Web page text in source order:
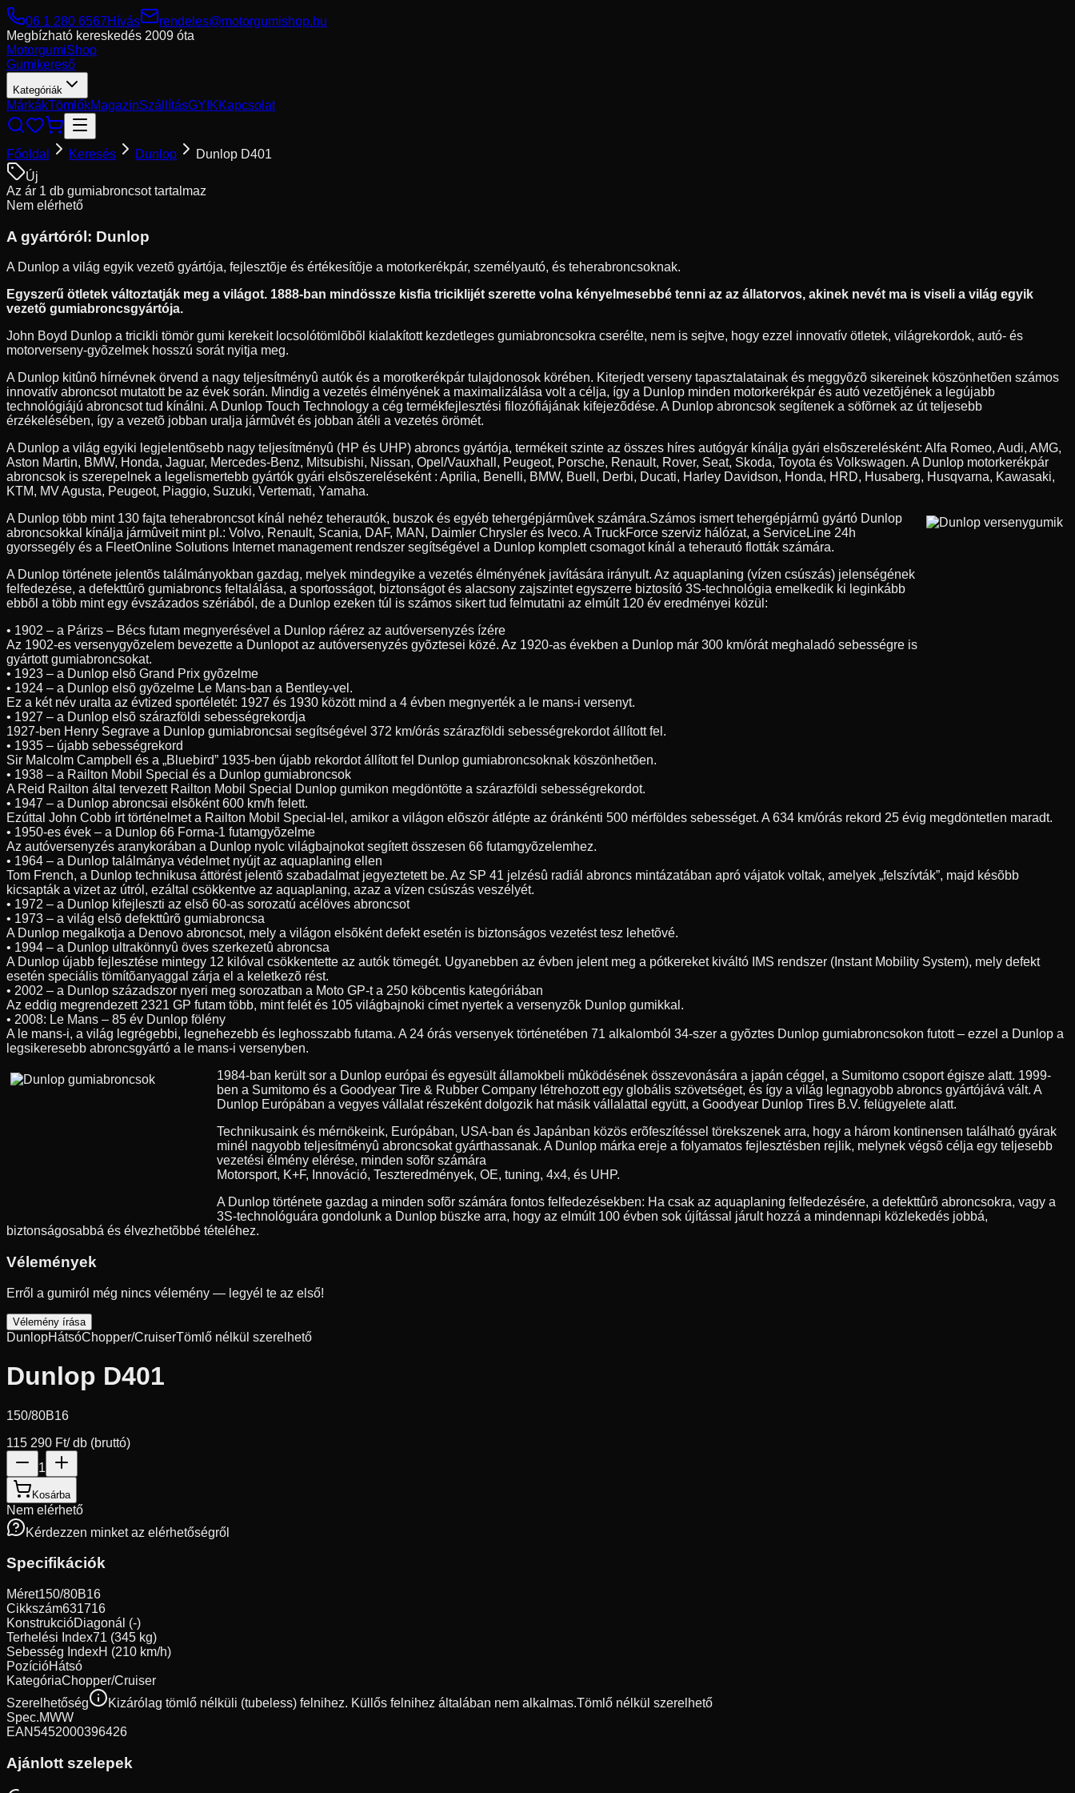
06 1 280 6567Hívás
rendeles@motorgumishop.hu
Megbízható kereskedés 2009 óta
MotorgumiShop
Gumikereső
Kategóriák
MárkákTömlőkMagazinSzállításGYIKKapcsolat
Főoldal Keresés Dunlop
Dunlop D401
Új
Az ár 1 db gumiabroncsot tartalmaz
Nem elérhető
A gyártóról: Dunlop
A Dunlop a világ egyik vezetõ gyártója, fejlesztõje és értékesítõje a motorkerékpár, személyautó, és teherabroncsoknak.
Egyszerű ötletek változtatják meg a világot. 1888-ban mindössze kisfia triciklijét szerette volna kényelmesebbé tenni az az állatorvos, akinek nevét ma is viseli a világ egyik
vezetõ gumiabroncsgyártója.
John Boyd Dunlop a tricikli tömör gumi kerekeit locsolótömlõbõl kialakított kezdetleges gumiabroncsokra cserélte, nem is sejtve, hogy ezzel innovatív ötletek, világrekordok, autó- és
motorverseny-gyõzelmek hosszú sorát nyitja meg.
A Dunlop kitûnõ hírnévnek örvend a nagy teljesítményû autók és a morotkerékpár tulajdonosok körében. Kiterjedt verseny tapasztalatainak és meggyõzõ sikereinek köszönhetõen számos
innovatív abroncsot mutatott be az évek során. Mindig a vezetés élményének a maximalizálása volt a célja, így a Dunlop minden motorkerékpár és autó vezetõjének a legújabb
technológiájú abroncsot tud kínálni. A Dunlop Touch Technology a cég termékfejlesztési filozófiájának kifejezõdése. A Dunlop abroncsok segítenek a söfõrnek az út teljesebb
érzékelésében, így a vezetõ jobban uralja jármûvét és jobban átéli a vezetés örömét.
A Dunlop a világ egyiki legjelentõsebb nagy teljesítményû (HP és UHP) abroncs gyártója, termékeit szinte az összes híres autógyár kínálja gyári elsõszerelésként: Alfa Romeo, Audi, AMG,
Aston Martin, BMW, Honda, Jaguar, Mercedes-Benz, Mitsubishi, Nissan, Opel/Vauxhall, Peugeot, Porsche, Renault, Rover, Seat, Skoda, Toyota és Volkswagen. A Dunlop motorkerékpár
abroncsok is szerepelnek a legelismertebb gyártók gyári elsõszereléseként : Aprilia, Benelli, BMW, Buell, Derbi, Ducati, Harley Davidson, Honda, HRD, Husaberg, Husqvarna, Kawasaki,
KTM, MV Agusta, Peugeot, Piaggio, Suzuki, Vertemati, Yamaha.
A Dunlop több mint 130 fajta teherabroncsot kínál nehéz teherautók, buszok és egyéb tehergépjármûvek számára.Számos ismert tehergépjármû gyártó Dunlop
abroncsokkal kínálja jármûveit mint pl.: Volvo, Renault, Scania, DAF, MAN, Daimler Chrysler és Iveco. A TruckForce szerviz hálózat, a ServiceLine 24h
gyorssegély és a FleetOnline Solutions Internet management rendszer segítségével a Dunlop komplett csomagot kínál a teherautó flották számára.
A Dunlop története jelentõs találmányokban gazdag, melyek mindegyike a vezetés élményének javítására irányult. Az aquaplaning (vízen csúszás) jelenségének
felfedezése, a defekttûrõ gumiabroncs feltalálása, a sportosságot, biztonságot és alacsony zajszintet egyszerre biztosító 3S-technológia emelkedik ki leginkább
ebbõl a több mint egy évszázados szériából, de a Dunlop ezeken túl is számos sikert tud felmutatni az elmúlt 120 év eredményei közül:
• 1902 – a Párizs – Bécs futam megnyerésével a Dunlop ráérez az autóversenyzés ízére
Az 1902-es versenygyõzelem bevezette a Dunlopot az autóversenyzés gyõztesei közé. Az 1920-as években a Dunlop már 300 km/órát meghaladó sebességre is
gyártott gumiabroncsokat.
• 1923 – a Dunlop elsõ Grand Prix gyõzelme
• 1924 – a Dunlop elsõ gyõzelme Le Mans-ban a Bentley-vel.
Ez a két név uralta az évtized sportéletét: 1927 és 1930 között mind a 4 évben megnyerték a le mans-i versenyt.
• 1927 – a Dunlop elsõ szárazföldi sebességrekordja
1927-ben Henry Segrave a Dunlop gumiabroncsai segítségével 372 km/órás szárazföldi sebességrekordot állított fel.
• 1935 – újabb sebességrekord
Sir Malcolm Campbell és a „Bluebird” 1935-ben újabb rekordot állított fel Dunlop gumiabroncsoknak köszönhetõen.
• 1938 – a Railton Mobil Special és a Dunlop gumiabroncsok
A Reid Railton által tervezett Railton Mobil Special Dunlop gumikon megdöntötte a szárazföldi sebességrekordot.
• 1947 – a Dunlop abroncsai elsõként 600 km/h felett.
Ezúttal John Cobb írt történelmet a Railton Mobil Special-lel, amikor a világon elõször átlépte az óránkénti 500 mérföldes sebességet. A 634 km/órás rekord 25 évig megdöntetlen maradt.
• 1950-es évek – a Dunlop 66 Forma-1 futamgyõzelme
Az autóversenyzés aranykorában a Dunlop nyolc világbajnokot segített összesen 66 futamgyõzelemhez.
• 1964 – a Dunlop találmánya védelmet nyújt az aquaplaning ellen
Tom French, a Dunlop technikusa áttörést jelentõ szabadalmat jegyeztetett be. Az SP 41 jelzésû radiál abroncs mintázatában apró vájatok voltak, amelyek „felszívták”, majd késõbb
kicsapták a vizet az útról, ezáltal csökkentve az aquaplaning, azaz a vízen csúszás veszélyét.
• 1972 – a Dunlop kifejleszti az elsõ 60-as sorozatú acélöves abroncsot
• 1973 – a világ elsõ defekttûrõ gumiabroncsa
A Dunlop megalkotja a Denovo abroncsot, mely a világon elsõként defekt esetén is biztonságos vezetést tesz lehetõvé.
• 1994 – a Dunlop ultrakönnyû öves szerkezetû abroncsa
A Dunlop újabb fejlesztése mintegy 12 kilóval csökkentette az autók tömegét. Ugyanebben az évben jelent meg a pótkereket kiváltó IMS rendszer (Instant Mobility System), mely defekt
esetén speciális tömítõanyaggal zárja el a keletkezõ rést.
• 2002 – a Dunlop századszor nyeri meg sorozatban a Moto GP-t a 250 köbcentis kategóriában
Az eddig megrendezett 2321 GP futam több, mint felét és 105 világbajnoki címet nyertek a versenyzõk Dunlop gumikkal.
• 2008: Le Mans – 85 év Dunlop fölény
A le mans-i, a világ legrégebbi, legnehezebb és leghosszabb futama. A 24 órás versenyek történetében 71 alkalomból 34-szer a gyõztes Dunlop gumiabroncsokon futott – ezzel a Dunlop a
legsikeresebb abroncsgyártó a le mans-i versenyben.
1984-ban került sor a Dunlop európai és egyesült államokbeli mûködésének összevonására a japán céggel, a Sumitomo csoport égisze alatt. 1999-
ben a Sumitomo és a Goodyear Tire & Rubber Company létrehozott egy globális szövetséget, és így a világ legnagyobb abroncs gyártójává vált. A
Dunlop Európában a vegyes vállalat részeként dolgozik hat másik vállalattal együtt, a Goodyear Dunlop Tires B.V. felügyelete alatt.
Technikusaink és mérnökeink, Európában, USA-ban és Japánban közös erõfeszítéssel törekszenek arra, hogy a három kontinensen található gyárak
minél nagyobb teljesítményû abroncsokat gyárthassanak. A Dunlop márka ereje a folyamatos fejlesztésben rejlik, melynek végsõ célja egy teljesebb
vezetési élmény elérése, minden sofõr számára
Motorsport, K+F, Innováció, Teszteredmények, OE, tuning, 4x4, és UHP.
A Dunlop története gazdag a minden sofõr számára fontos felfedezésekben: Ha csak az aquaplaning felfedezésére, a defekttûrõ abroncsokra, vagy a
3S-technológuára gondolunk a Dunlop büszke arra, hogy az elmúlt 100 évben sok újítással járult hozzá a mindennapi közlekedés jobbá,
biztonságosabbá és élvezhetõbbé tételéhez.
Vélemények
Erről a gumiról még nincs vélemény — legyél te az első!
Vélemény írása
DunlopHátsóChopper/CruiserTömlő nélkül szerelhető
Dunlop D401
150/80B16
115 290 Ft/ db (bruttó)
1
Kosárba
Nem elérhető
Kérdezzen minket az elérhetőségről
Specifikációk
Méret150/80B16
Cikkszám631716
KonstrukcióDiagonál (-)
Terhelési Index71 (345 kg)
Sebesség IndexH (210 km/h)
PozícióHátsó
KategóriaChopper/Cruiser
Szerelhetőség
Kizárólag tömlő nélküli (tubeless) felnihez. Küllős felnihez általában nem alkalmas.Tömlő nélkül szerelhető
Spec.MWW
EAN5452000396426
Ajánlott szelepek